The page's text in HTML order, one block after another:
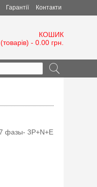
Гарантії Контакти
КОШИК
- 0.00 грн.
фазы- 3P+N+E